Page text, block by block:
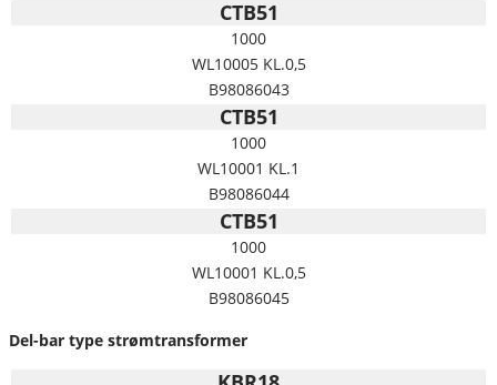
CTB51
1000
WL10005 KL.0,5
B98086043
CTB51
1000
WL10001 KL.1
B98086044
CTB51
1000
WL10001 KL.0,5
B98086045
Del-bar type strømtransformer